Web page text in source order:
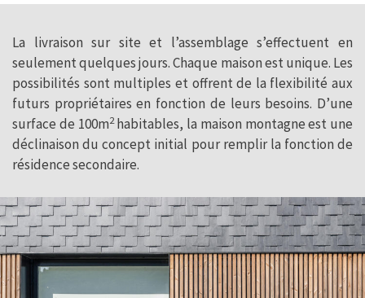
La livraison sur site et l’assemblage s’effectuent en
seulement quelques jours. Chaque maison est unique. Les
possibilités sont multiples et offrent de la flexibilité aux
futurs propriétaires en fonction de leurs besoins. D’une
surface de 100m2habitables, la maison montagne est une
déclinaison du concept initial pour remplir la fonction de
résidence secondaire.